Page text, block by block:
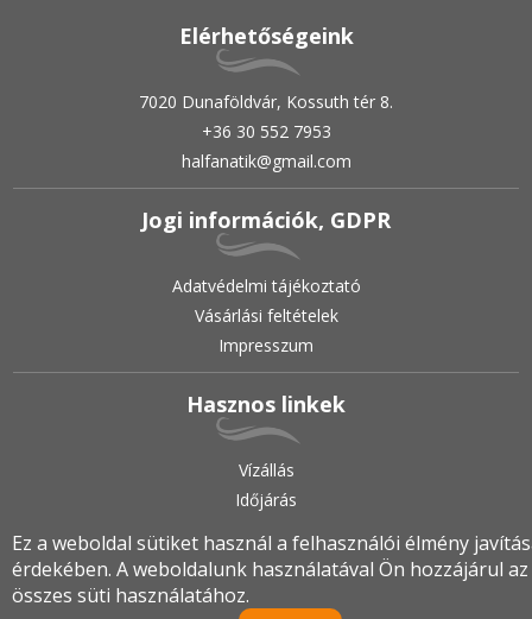
Elérhetőségeink
7020 Dunaföldvár, Kossuth tér 8.
+36 30 552 7953
halfanatik@gmail.com
Jogi információk, GDPR
Adatvédelmi tájékoztató
Vásárlási feltételek
Impresszum
Hasznos linkek
Vízállás
Időjárás
2019.•© halfanatik.hu•Minden jog fenntartva!
Ez a weboldal sütiket használ a felhasználói élmény
érdekében. A weboldalunk használatával Ön hozzájárul az
összes süti használatához.